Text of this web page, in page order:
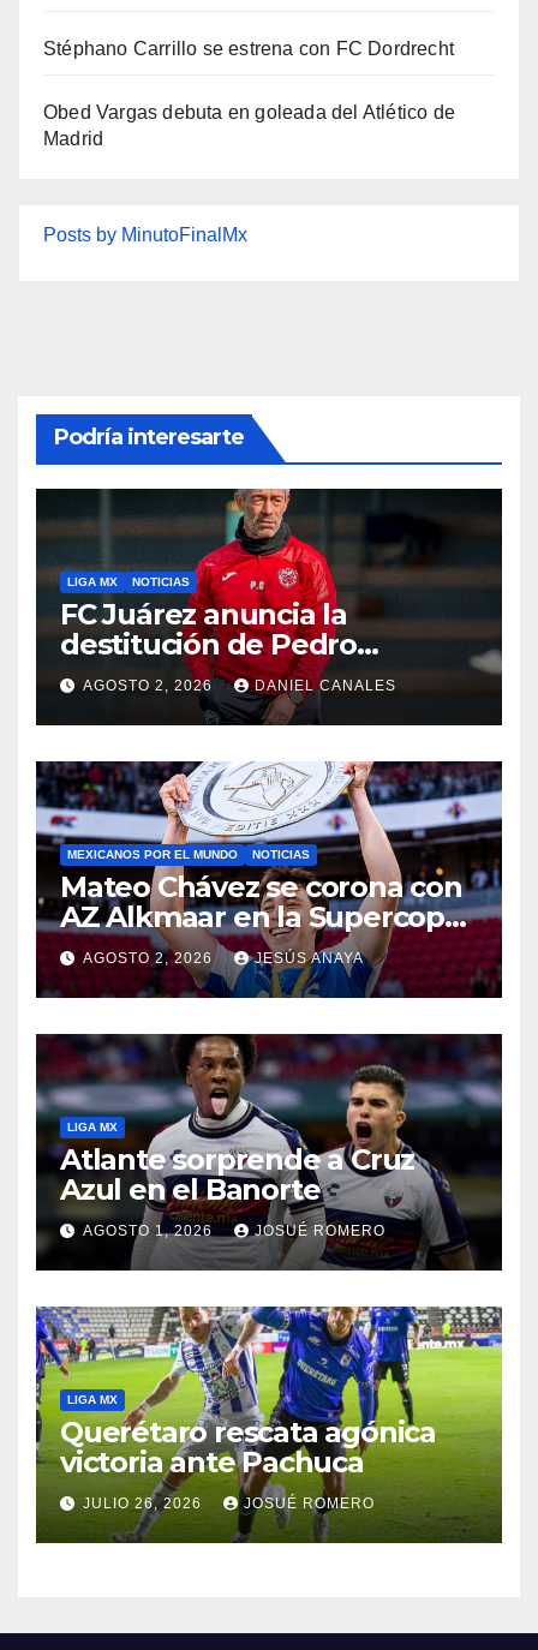
Stéphano Carrillo se estrena con FC Dordrecht
Obed Vargas debuta en goleada del Atlético de
Madrid
Posts by MinutoFinalMx
Podría interesarte
LIGA MX NOTICIAS
FC Juárez anuncia la
destitución de Pedro
Caixinha
AGOSTO 2, 2026 DANIEL CANALES
MEXICANOS POR EL MUNDO NOTICIAS
Mateo Chávez se corona con
AZ Alkmaar en la Supercopa
de Países Bajos
AGOSTO 2, 2026 JESÚS ANAYA
LIGA MX
Atlante sorprende a Cruz
Azul en el Banorte
AGOSTO 1, 2026 JOSUÉ ROMERO
LIGA MX
Querétaro rescata agónica
victoria ante Pachuca
JULIO 26, 2026 JOSUÉ ROMERO